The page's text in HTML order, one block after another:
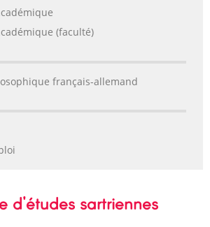
(faculté)
français-allemand
d'études sartriennes